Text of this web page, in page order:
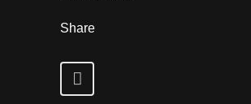
Share